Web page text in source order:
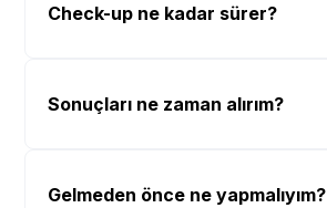
Check-up ne kadar sürer?
Sonuçları ne zaman alırım?
Gelmeden önce ne yapmalıyım?